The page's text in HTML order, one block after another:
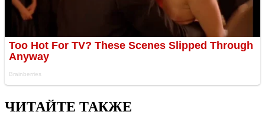
ЧИТАЙТЕ ТАКЖЕ